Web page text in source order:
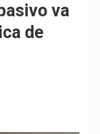
va
de